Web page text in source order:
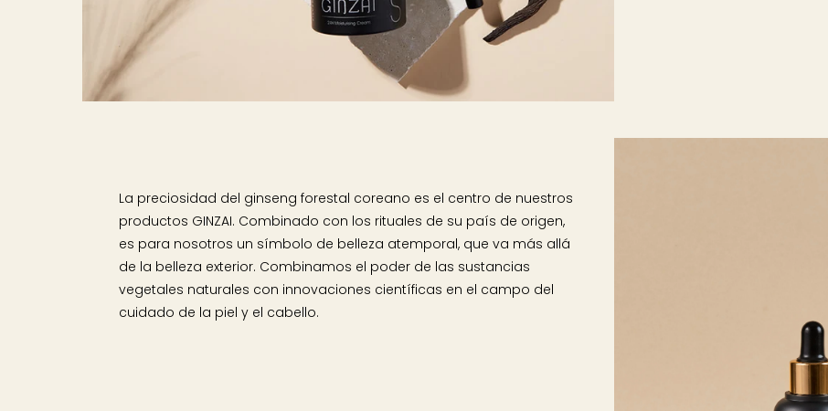
La preciosidad del ginseng forestal coreano es el centro de nuestros
productos GINZAI. Combinado con los rituales de su país de origen,
es para nosotros un símbolo de belleza atemporal, que va más allá
de la belleza exterior. Combinamos el poder de las sustancias
vegetales naturales con innovaciones científicas en el campo del
cuidado de la piel y el cabello.